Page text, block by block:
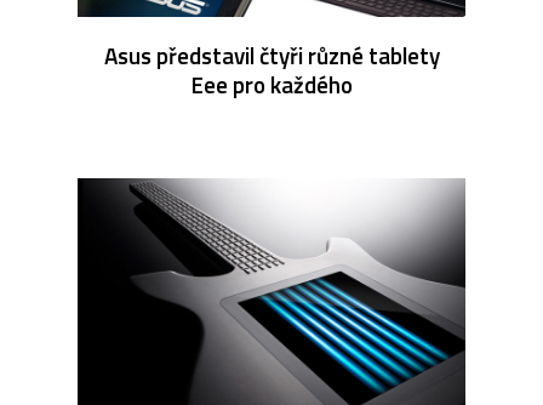
Asus představil čtyři různé tablety
Eee pro každého